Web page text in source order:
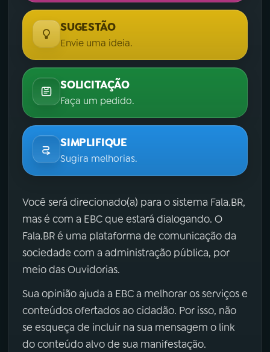
SUGESTÃO
Envie uma ideia.
SOLICITAÇÃO
Faça um pedido.
SIMPLIFIQUE
Sugira melhorias.
Você será direcionado(a) para o sistema Fala.BR,
mas é com a EBC que estará dialogando. O
Fala.BR é uma plataforma de comunicação da
sociedade com a administração pública, por
meio das Ouvidorias.
Sua opinião ajuda a EBC a melhorar os serviços e
conteúdos ofertados ao cidadão. Por isso, não
se esqueça de incluir na sua mensagem o link
do conteúdo alvo de sua manifestação.